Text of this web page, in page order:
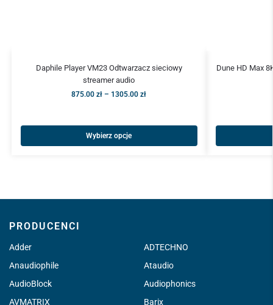
Daphile Player VM23 Odtwarzacz sieciowy
streamer audio
875.00zł – 1305.00zł
Wybierz opcje
Dune HD Max
PRODUCENCI
Adder
ADTECHNO
Anaudiophile
Ataudio
AudioBlock
Audiophonics
AVMATRIX
Barix